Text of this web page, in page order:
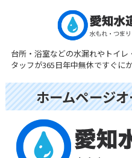
台所・浴室などの水漏れやトイ
タッフが365日年中無休ですぐにか
ホーム
サービス
料金案内
ホームページ